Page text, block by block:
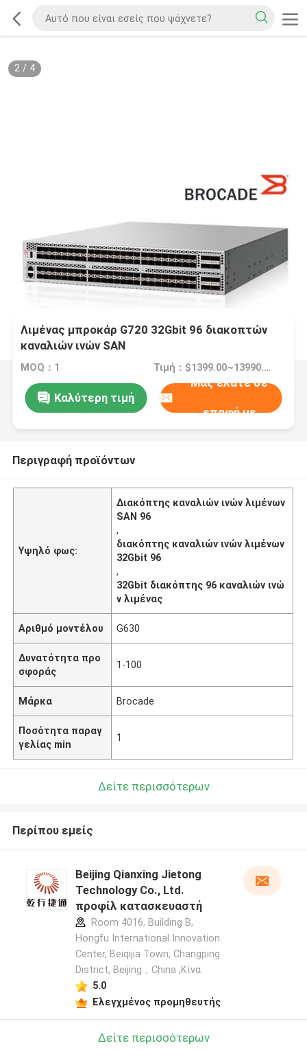
2/ 4
Λιμένας μπροκάρ G720 32Gbit 96 διακοπτών
καναλιών ινών SAN
MOQ：1 Τιμή：$1399.00~13990.00 Negotiable
Καλύτερη τιμή
Μας ελάτε σε
επαφή με
Περιγραφή προϊόντων
Υψηλό φως:
Διακόπτης καναλιών ινών λιμένων
SAN 96
,
διακόπτης καναλιών ινών λιμένων
32Gbit 96
,
32Gbit διακόπτης 96 καναλιών ινώ
ν λιμένας
Αριθμό μοντέλου G630
Δυνατότητα προ
σφοράς
1-100
Μάρκα Brocade
Ποσότητα παραγ
γελίας min
1
Δείτε περισσότερων
Περίπου εμείς
Beijing Qianxing Jietong
Technology Co., Ltd.
προφίλ κατασκευαστή
Room 4016, Building B,
Hongfu International Innovation
Center, Beiqijia Town, Changping
District, Beijing，China ,Κίνα
5.0
Ελεγχμένος προμηθευτής
Δείτε περισσότερων